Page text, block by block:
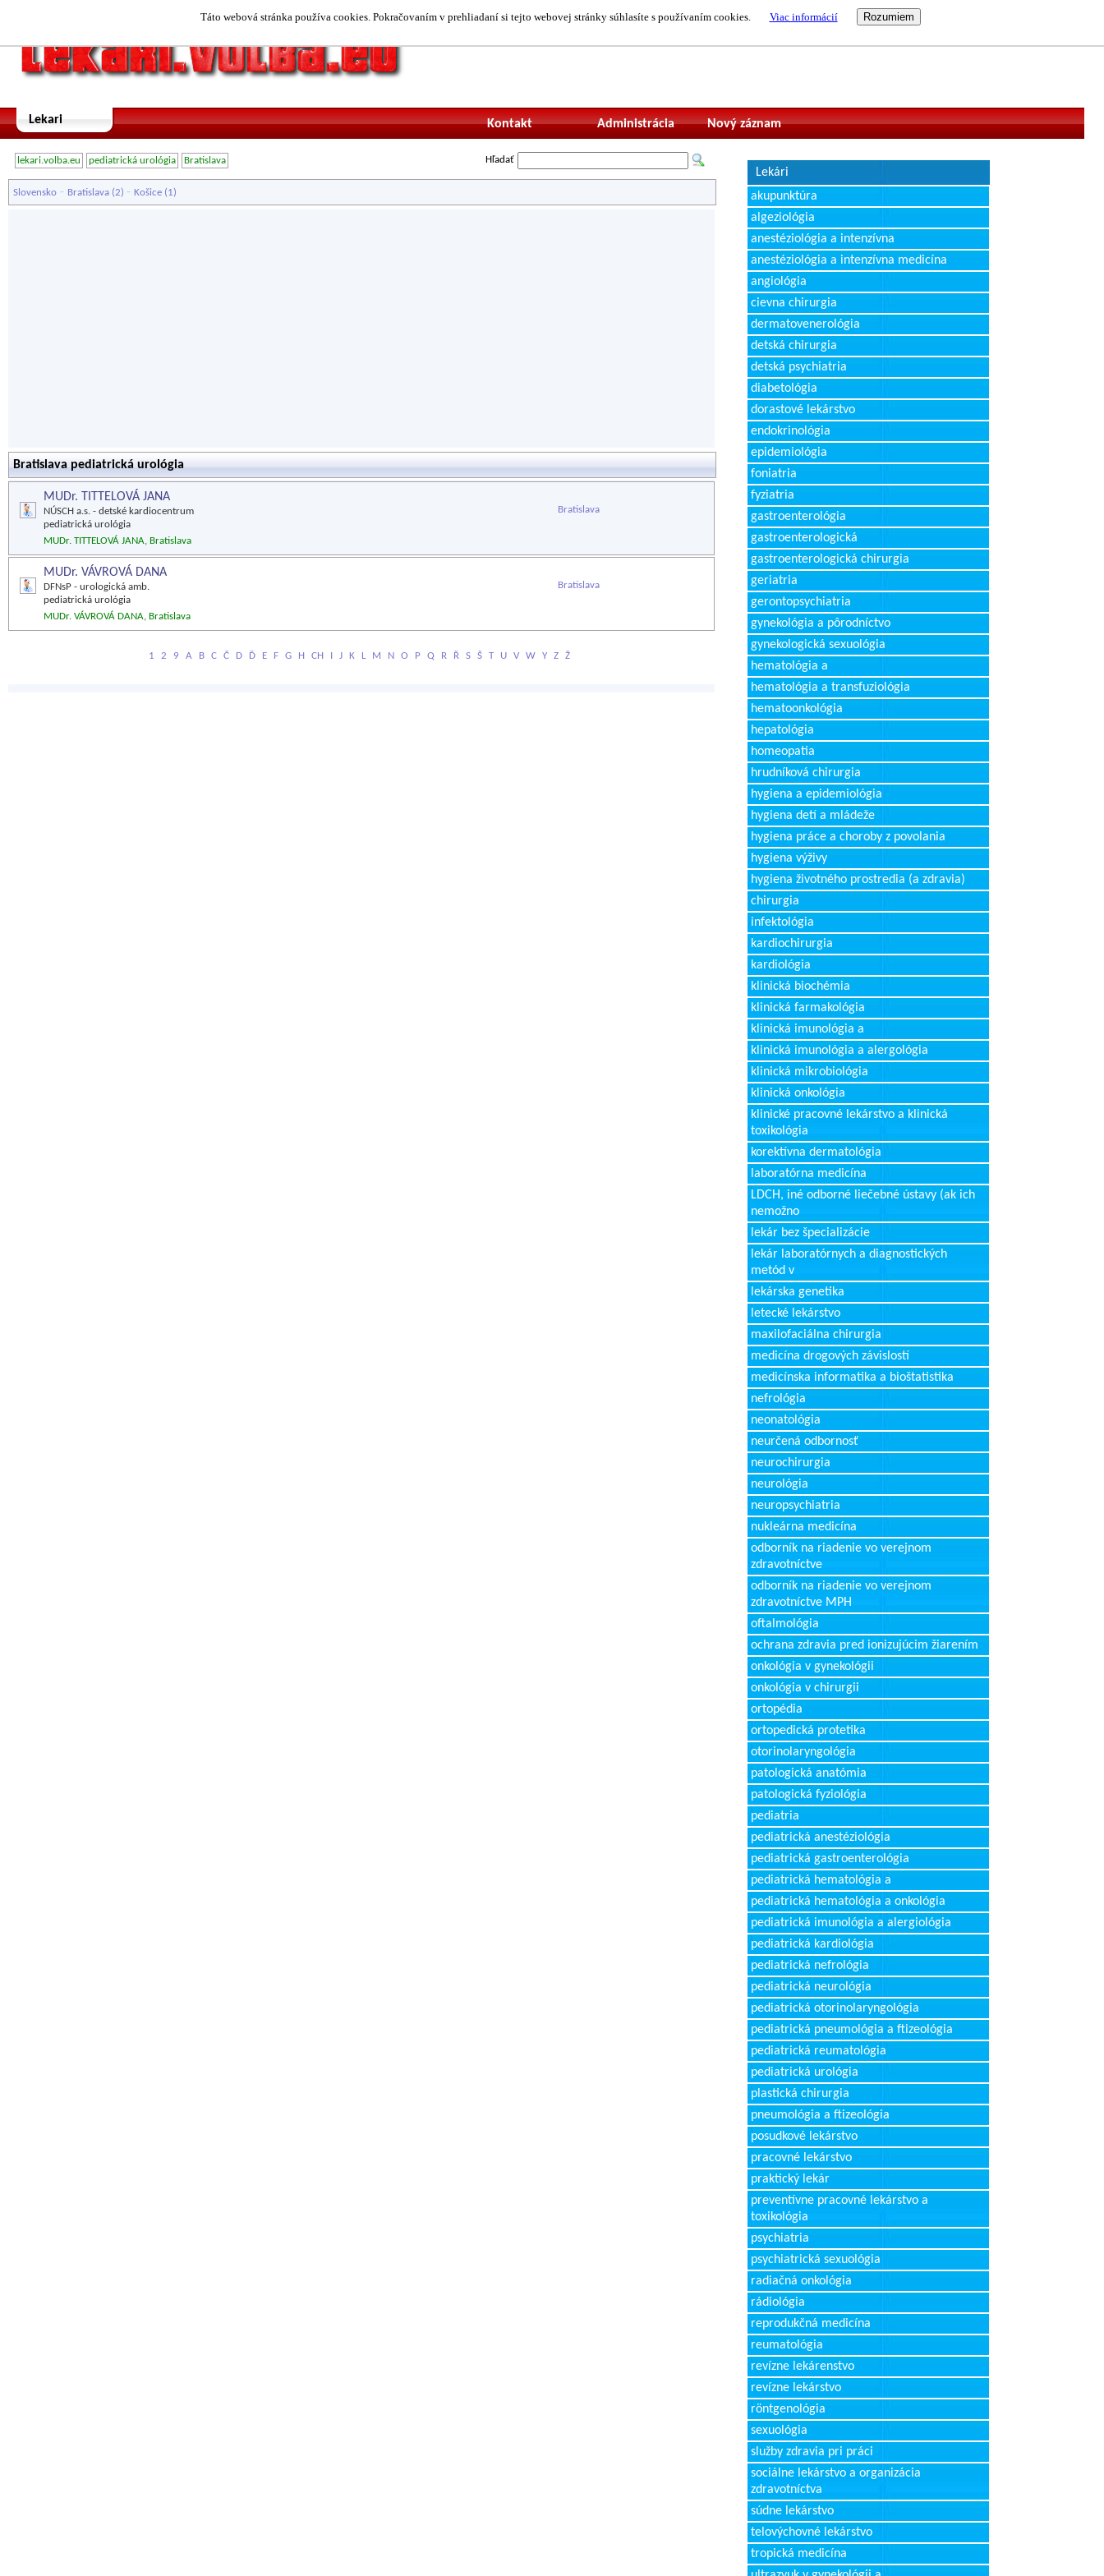
Táto webová stránka používa cookies. Pokračovaním v prehliadaní si tejto webovej stránky súhlasíte s používaním cookies. Viac informácií
Lekari Nový záznam
Administrácia
Kontakt
lekari.volba.eu pediatrická urológia Bratislava Hľadať
Slovensko - Bratislava (2) - Košice (1)
Bratislava pediatrická urológia
MUDr. TITTELOVÁ JANA
NÚSCH a.s. - detské kardiocentrum
pediatrická urológia
Bratislava
MUDr. TITTELOVÁ JANA, Bratislava
MUDr. VÁVROVÁ DANA
DFNsP - urologická amb.
pediatrická urológia
Bratislava
MUDr. VÁVROVÁ DANA, Bratislava
1 2 9 A B C Č D Ď E F G H CH I J K L M N O P Q R Ř S Š T U V W Y Z Ž
Lekári
akupunktúra
algeziológia
anestéziológia a intenzívna
anestéziológia a intenzívna medicína
angiológia
cievna chirurgia
dermatovenerológia
detská chirurgia
detská psychiatria
diabetológia
dorastové lekárstvo
endokrinológia
epidemiológia
foniatria
fyziatria
gastroenterológia
gastroenterologická
gastroenterologická chirurgia
geriatria
gerontopsychiatria
gynekológia a pôrodníctvo
gynekologická sexuológia
hematológia a
hematológia a transfuziológia
hematoonkológia
hepatológia
homeopatia
hrudníková chirurgia
hygiena a epidemiológia
hygiena detí a mládeže
hygiena práce a choroby z povolania
hygiena výživy
hygiena životného prostredia (a zdravia)
chirurgia
infektológia
kardiochirurgia
kardiológia
klinická biochémia
klinická farmakológia
klinická imunológia a
klinická imunológia a alergológia
klinická mikrobiológia
klinická onkológia
klinické pracovné lekárstvo a klinická
toxikológia
korektívna dermatológia
laboratórna medicína
LDCH, iné odborné liečebné ústavy (ak ich
nemožno
lekár bez špecializácie
lekár laboratórnych a diagnostických
metód v
lekárska genetika
letecké lekárstvo
maxilofaciálna chirurgia
medicína drogových závislostí
medicínska informatika a bioštatistika
nefrológia
neonatológia
neurčená odbornosť
neurochirurgia
neurológia
neuropsychiatria
nukleárna medicína
odborník na riadenie vo verejnom
zdravotníctve
odborník na riadenie vo verejnom
zdravotníctve MPH
oftalmológia
ochrana zdravia pred ionizujúcim žiarením
onkológia v gynekológii
onkológia v chirurgii
ortopédia
ortopedická protetika
otorinolaryngológia
patologická anatómia
patologická fyziológia
pediatria
pediatrická anestéziológia
pediatrická gastroenterológia
pediatrická hematológia a
pediatrická hematológia a onkológia
pediatrická imunológia a alergiológia
pediatrická kardiológia
pediatrická nefrológia
pediatrická neurológia
pediatrická otorinolaryngológia
pediatrická pneumológia a ftizeológia
pediatrická reumatológia
pediatrická urológia
plastická chirurgia
pneumológia a ftizeológia
posudkové lekárstvo
pracovné lekárstvo
praktický lekár
preventívne pracovné lekárstvo a
toxikológia
psychiatria
psychiatrická sexuológia
radiačná onkológia
rádiológia
reprodukčná medicína
reumatológia
revízne lekárenstvo
revízne lekárstvo
röntgenológia
sexuológia
služby zdravia pri práci
sociálne lekárstvo a organizácia
zdravotníctva
súdne lekárstvo
telovýchovné lekárstvo
tropická medicína